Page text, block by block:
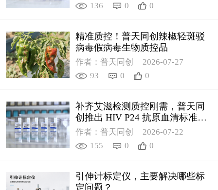
136
0 0
精准质控！普天同创辣椒轻斑驳
病毒假病毒生物质控品
作者：普天同创
2026-07-27
93
0 0
补齐艾滋检测质控刚需，普天同
创推出 HIV P24 抗原血清标准物
质
作者：普天同创
2026-07-22
155
0 0
引伸计标定仪，主要解决哪些标
定问题？